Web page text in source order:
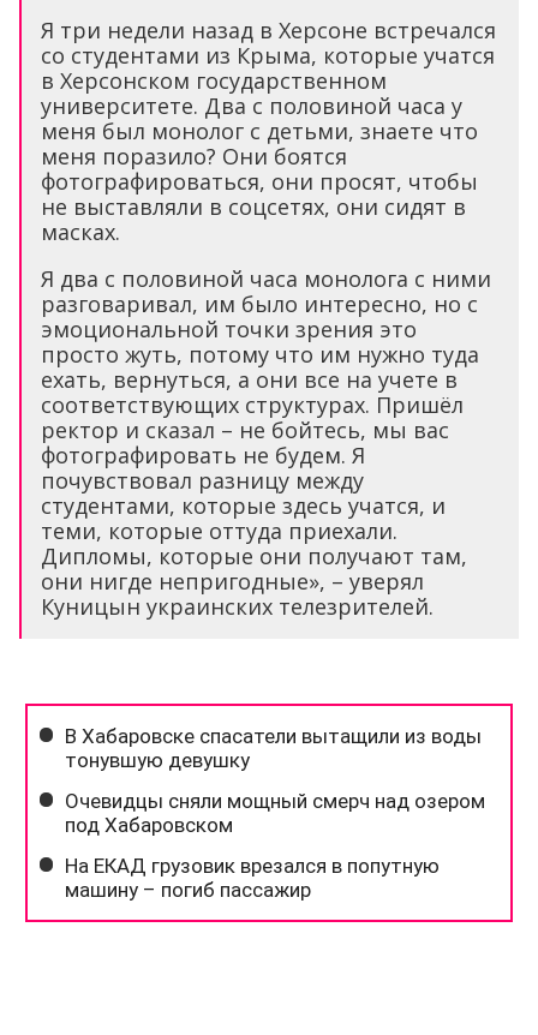
Я три недели назад в Херсоне встречался
со студентами из Крыма, которые учатся
в Херсонском государственном
университете. Два с половиной часа у
меня был монолог с детьми, знаете что
меня поразило? Они боятся
фотографироваться, они просят, чтобы
не выставляли в соцсетях, они сидят в
масках.
Я два с половиной часа монолога с ними
разговаривал, им было интересно, но с
эмоциональной точки зрения это
просто жуть, потому что им нужно туда
ехать, вернуться, а они все на учете в
соответствующих структурах. Пришёл
ректор и сказал – не бойтесь, мы вас
фотографировать не будем. Я
почувствовал разницу между
студентами, которые здесь учатся, и
теми, которые оттуда приехали.
Дипломы, которые они получают там,
они нигде непригодные», – уверял
Куницын украинских телезрителей.